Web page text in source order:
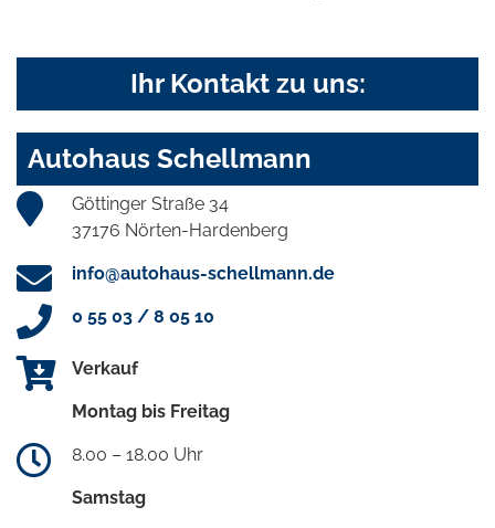
Ihr Kontakt zu uns:
Autohaus Schellmann
Göttinger Straße 34
37176 Nörten-Hardenberg
info@autohaus-schellmann.de
0 55 03 / 8 05 10
Verkauf
Montag bis Freitag
8.00 – 18.00 Uhr
Samstag